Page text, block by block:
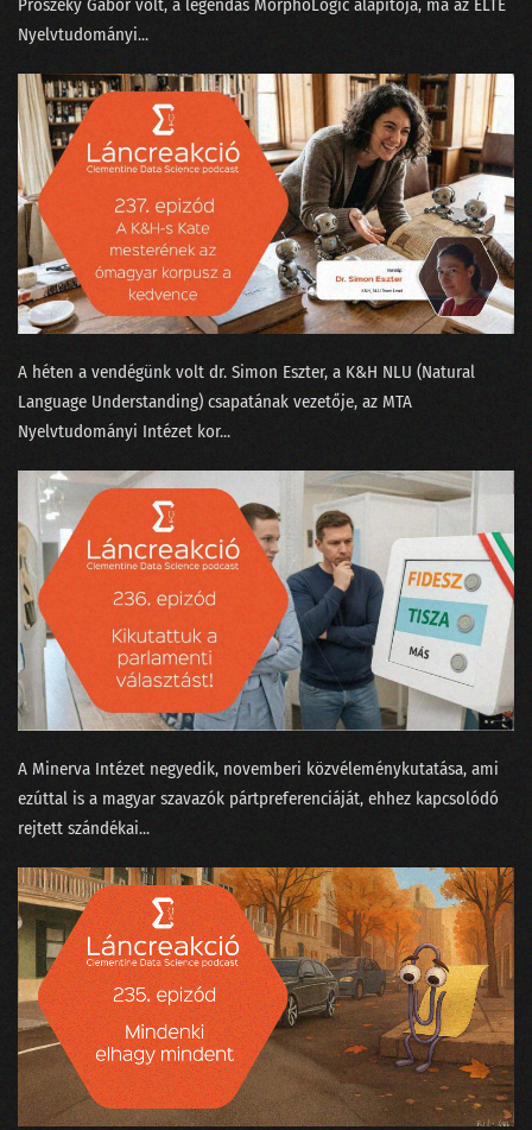
Prószéky Gábor⁠⁠ volt, a legendás MorphoLogic alapítója, ma az ELTE
Nyelvtudományi...
A héten a vendégünk volt ⁠dr. Simon Eszter,⁠ a K&H NLU (Natural
Language Understanding) csapatának vezetője, az MTA
Nyelvtudományi Intézet kor...
A Minerva Intézet negyedik, novemberi közvéleménykutatása, ami
ezúttal is a magyar szavazók pártpreferenciáját, ehhez kapcsolódó
rejtett szándékai...